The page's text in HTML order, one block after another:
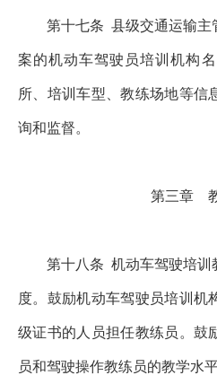
第十七条 县级交通运输主
案的机动车驾驶员培训机构
所、培训车型、教练场地等信
询和监督。
第三章
第十八条 机动车驾驶培训
度。鼓励机动车驾驶员培训机
级证书的人员担任教练员。鼓
员和驾驶操作教练员的教学水平